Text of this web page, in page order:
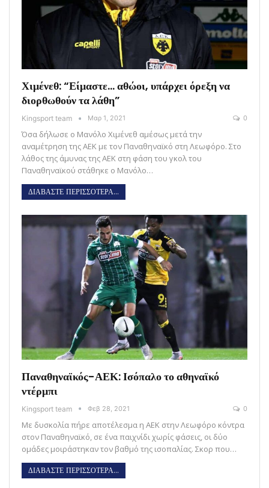
Χιμένεθ: “Είμαστε… αθώοι, υπάρχει όρεξη να
διορθωθούν τα λάθη”
Kingsport team Μαρ 1, 2021 0
Όσα δήλωσε ο Μανόλο Χιμένεθ αμέσως μετά την
αναμέτρηση της ΑΕΚ με τον Παναθηναϊκό στη Λεωφόρο. Στο
λάθος της άμυνας της ΑΕΚ στη φάση του γκολ του
Παναθηναϊκού στάθηκε ο Μανόλο…
ΔΙΑΒΑΣΤΕ ΠΕΡΙΣΣΟΤΕΡΑ...
Παναθηναϊκός-ΑΕΚ: Ισόπαλο το αθηναϊκό
ντέρμπι
Kingsport team Φεβ 28, 2021 0
Με δυσκολία πήρε αποτέλεσμα η ΑΕΚ στην Λεωφόρο κόντρα
στον Παναθηναϊκό, σε ένα παιχνίδι χωρίς φάσεις, οι δύο
ομάδες μοιράστηκαν τον βαθμό της ισοπαλίας. Σκορ που…
ΔΙΑΒΑΣΤΕ ΠΕΡΙΣΣΟΤΕΡΑ...